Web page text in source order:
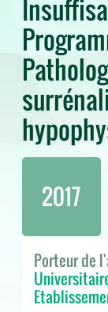
2017
Porteur de